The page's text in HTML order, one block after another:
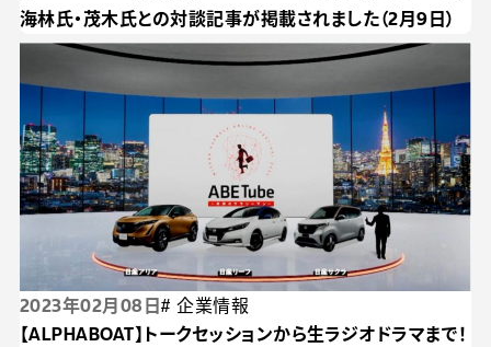
海林氏・茂木氏との対談記事が掲載されました（2月9日）
2023年02月08日# 企業情報
【ALPHABOAT】トークセッションから生ラジオドラマまで！